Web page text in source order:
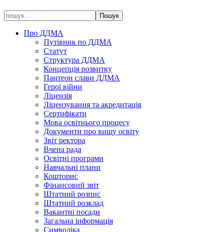
Про ДДМА
Путівник по ДДМА
Статут
Структура ДДМА
Концепція розвитку
Пантеон слави ДДМА
Герої війни
Ліцензія
Ліцензування та акредитація
Сертифікати
Мова освітнього процесу
Документи про вищу освіту
Звіт ректора
Вчена рада
Освітні програми
Навчальні плани
Кошторис
Фінансовий звіт
Штатний розпис
Штатний розклад
Вакантні посади
Загальна інформація
Символіка